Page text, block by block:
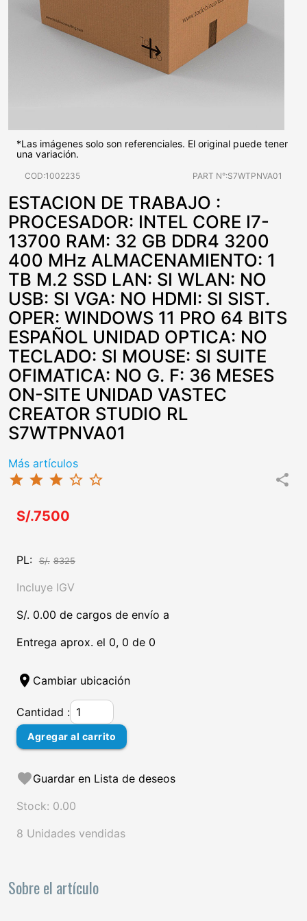
*Las imágenes solo son referenciales. El original puede tener
una variación.
COD:1002235 PART N°:S7WTPNVA01
ESTACION DE TRABAJO :
PROCESADOR: INTEL CORE I7-
13700 RAM: 32 GB DDR4 3200
400 MHz ALMACENAMIENTO: 1
TB M.2 SSD LAN: SI WLAN: NO
USB: SI VGA: NO HDMI: SI SIST.
OPER: WINDOWS 11 PRO 64 BITS
ESPAÑOL UNIDAD OPTICA: NO
TECLADO: SI MOUSE: SI SUITE
OFIMATICA: NO G. F: 36 MESES
ON-SITE UNIDAD VASTEC
CREATOR STUDIO RL
S7WTPNVA01
Más artículos
star star star star_border star_border share
S/.7500
PL: S/. 8325
Incluye IGV
S/. 0.00 de cargos de envío a
Entrega aprox. el 0, 0 de 0
location_on Cambiar ubicación
Cantidad :
Agregar al carrito
favoriteGuardar en Lista de deseos
Stock: 0.00
8 Unidades vendidas
Sobre el artículo